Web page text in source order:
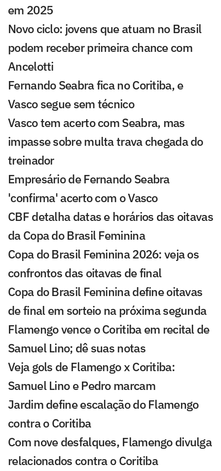
em 2025
Novo ciclo: jovens que atuam no Brasil
podem receber primeira chance com
Ancelotti
Fernando Seabra fica no Coritiba, e
Vasco segue sem técnico
Vasco tem acerto com Seabra, mas
impasse sobre multa trava chegada do
treinador
Empresário de Fernando Seabra
'confirma' acerto com o Vasco
CBF detalha datas e horários das oitavas
da Copa do Brasil Feminina
Copa do Brasil Feminina 2026: veja os
confrontos das oitavas de final
Copa do Brasil Feminina define oitavas
de final em sorteio na próxima segunda
Flamengo vence o Coritiba em recital de
Samuel Lino; dê suas notas
Veja gols de Flamengo x Coritiba:
Samuel Lino e Pedro marcam
Jardim define escalação do Flamengo
contra o Coritiba
Com nove desfalques, Flamengo divulga
relacionados contra o Coritiba